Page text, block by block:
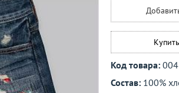
Код товара:
Состав: 100%